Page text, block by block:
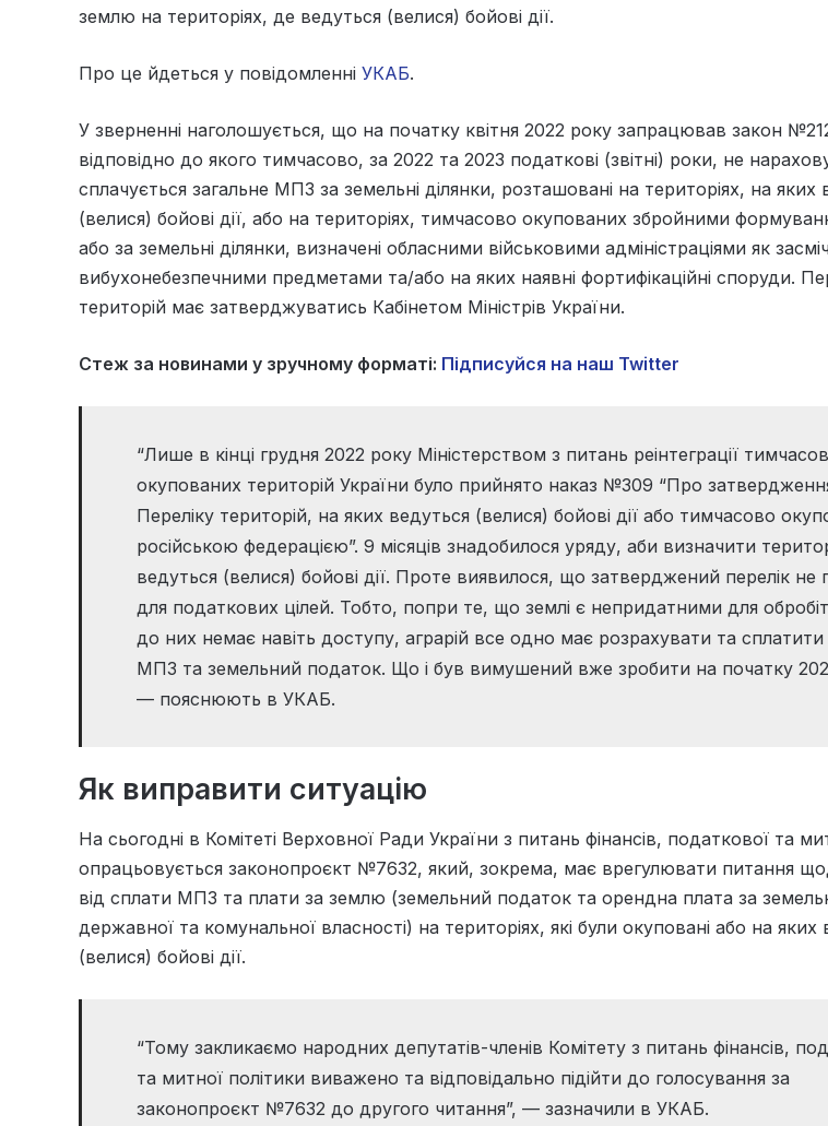
землю на територіях, де ведуться (велися) бойові дії.
Про це йдеться у повідомленні УКАБ.
У зверненні наголошується, що на початку квітня 2022 року запрацював закон
відповідно до якого тимчасово, за 2022 та 2023 податкові (звітні) роки, не
сплачується загальне МПЗ за земельні ділянки, розташовані на територіях, на яких
(велися) бойові дії, або на територіях, тимчасово окупованих збройними
або за земельні ділянки, визначені обласними військовими адміністраціями як
вибухонебезпечними предметами та/або на яких наявні фортифікаційні споруди.
територій має затверджуватись Кабінетом Міністрів України.
Стеж за новинами у зручному форматі: Підписуйся на наш Twitter
“Лише в кінці грудня 2022 року Міністерством з питань реінтеграції
окупованих територій України було прийнято наказ №309 “Про
Переліку територій, на яких ведуться (велися) бойові дії або тимчасово
російською федерацією”. 9 місяців знадобилося уряду, аби визначити
ведуться (велися) бойові дії. Проте виявилося, що затверджений перелік
для податкових цілей. Тобто, попри те, що землі є непридатними для
до них немає навіть доступу, аграрій все одно має розрахувати та
МПЗ та земельний податок. Що і був вимушений вже зробити на початку
— пояснюють в УКАБ.
Як виправити ситуацію
На сьогодні в Комітеті Верховної Ради України з питань фінансів, податкової та
опрацьовується законопроєкт №7632, який, зокрема, має врегулювати питання
від сплати МПЗ та плати за землю (земельний податок та орендна плата за
державної та комунальної власності) на територіях, які були окуповані або на яких
(велися) бойові дії.
“Тому закликаємо народних депутатів-членів Комітету з питань фінансів,
та митної політики виважено та відповідально підійти до голосування за
законопроєкт №7632 до другого читання”, — зазначили в УКАБ.